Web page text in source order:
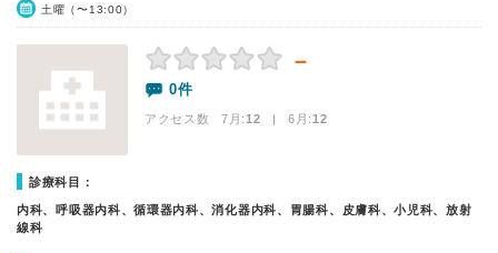
土曜（〜13:00）
－
0件
アクセス数 7月:12 | 6月:12
診療科目：
内科、呼吸器内科、循環器内科、消化器内科、胃腸科、皮膚科、小児科、放射
線科